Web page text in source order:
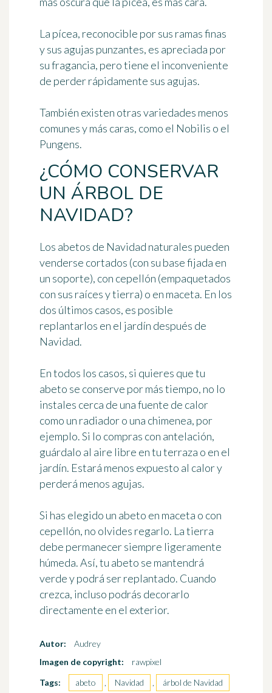
La pícea, reconocible por sus ramas finas
y sus agujas punzantes, es apreciada por
su fragancia, pero tiene el inconveniente
de perder rápidamente sus agujas.
También existen otras variedades menos
comunes y más caras, como el Nobilis o el
Pungens.
¿CÓMO CONSERVAR
UN ÁRBOL DE
NAVIDAD?
Los abetos de Navidad naturales pueden
venderse cortados (con su base fijada en
un soporte), con cepellón (empaquetados
con sus raíces y tierra) o en maceta. En los
dos últimos casos, es posible
replantarlos en el jardín después de
Navidad.
En todos los casos, si quieres que tu
abeto se conserve por más tiempo, no lo
instales cerca de una fuente de calor
como un radiador o una chimenea, por
ejemplo. Si lo compras con antelación,
guárdalo al aire libre en tu terraza o en el
jardín. Estará menos expuesto al calor y
perderá menos agujas.
Si has elegido un abeto en maceta o con
cepellón, no olvides regarlo. La tierra
debe permanecer siempre ligeramente
húmeda. Así, tu abeto se mantendrá
verde y podrá ser replantado. Cuando
crezca, incluso podrás decorarlo
directamente en el exterior.
Autor:
Audrey
Imagen de copyright:
rawpixel
Tags:
abeto , Navidad ,
árbol de Navidad